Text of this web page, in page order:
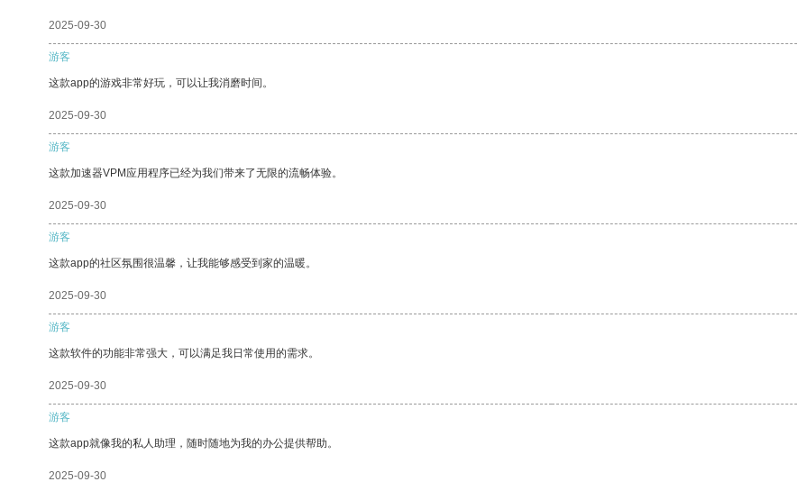
2025-09-30
游客
这款app的游戏非常好玩，可以让我消磨时间。
2025-09-30
游客
这款加速器VPM应用程序已经为我们带来了无限的流畅体验。
2025-09-30
游客
这款app的社区氛围很温馨，让我能够感受到家的温暖。
2025-09-30
游客
这款软件的功能非常强大，可以满足我日常使用的需求。
2025-09-30
游客
这款app就像我的私人助理，随时随地为我的办公提供帮助。
2025-09-30